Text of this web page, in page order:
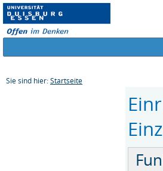
Sie sind hier: Startseite